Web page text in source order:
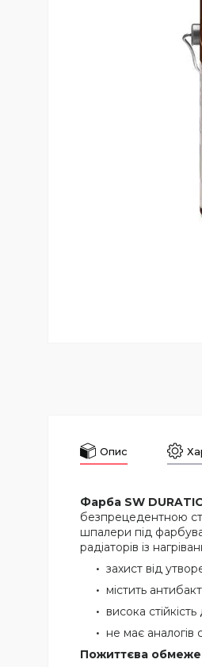
Опис
Фарба SW
безпрецедентною
шпалери під
радіаторів із
захист від
містить
висока
не має аналогів
Пожиттєва